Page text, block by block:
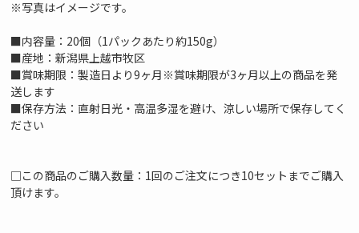
※写真はイメージです。
■内容量：20個（1パックあたり約150g）
■産地：新潟県上越市牧区
■賞味期限：製造日より9ヶ月※賞味期限が3ヶ月以上の商品を発
送します
■保存方法：直射日光・高温多湿を避け、涼しい場所で保存してく
ださい
□この商品のご購入数量：1回のご注文につき10セットまでご購入
頂けます。